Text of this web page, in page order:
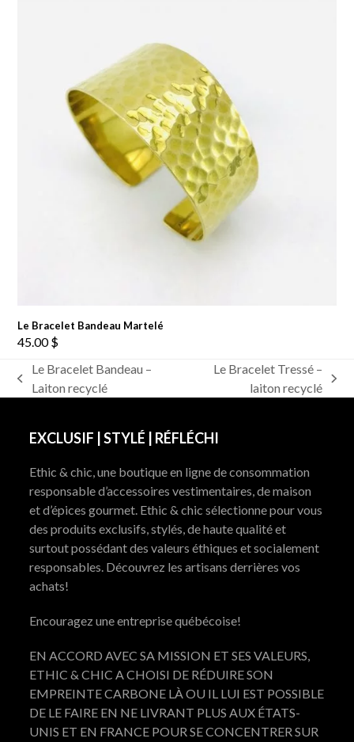
Le Bracelet Bandeau Martelé
45.00$
previous
Le Bracelet Bandeau –
Laiton recyclé
Le Bracelet Tressé –
laiton recyclé
EXCLUSIF | STYLÉ | RÉFLÉCHI
Ethic & chic, une boutique en ligne de consommation
responsable d’accessoires vestimentaires, de maison
et d’épices gourmet. Ethic & chic sélectionne pour vous
des produits exclusifs, stylés, de haute qualité et
surtout possédant des valeurs éthiques et socialement
responsables. Découvrez les artisans derrières vos
achats!
Encouragez une entreprise québécoise!
EN ACCORD AVEC SA MISSION ET SES VALEURS,
ETHIC & CHIC A CHOISI DE RÉDUIRE SON
EMPREINTE CARBONE LÀ OU IL LUI EST POSSIBLE
DE LE FAIRE EN NE LIVRANT PLUS AUX ÉTATS-
UNIS ET EN FRANCE POUR SE CONCENTRER SUR